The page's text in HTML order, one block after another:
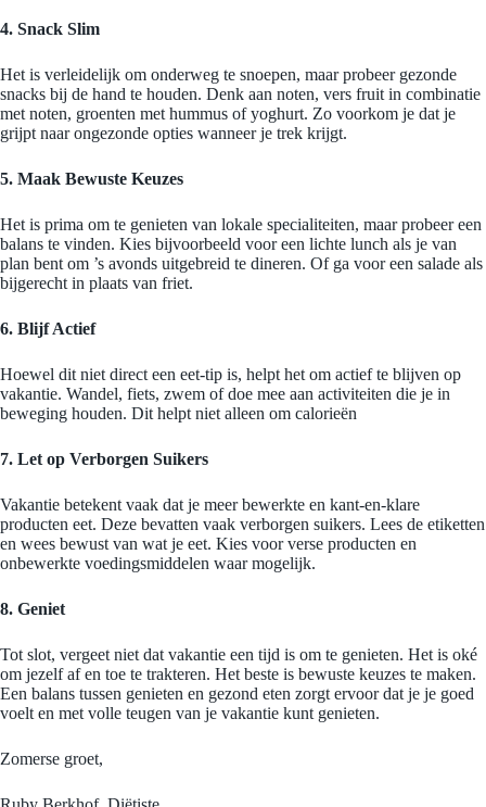
4. Snack Slim
Het is verleidelijk om onderweg te snoepen, maar probeer gezonde
snacks bij de hand te houden. Denk aan noten, vers fruit in combinatie
met noten, groenten met hummus of yoghurt. Zo voorkom je dat je
grijpt naar ongezonde opties wanneer je trek krijgt.
5. Maak Bewuste Keuzes
Het is prima om te genieten van lokale specialiteiten, maar probeer een
balans te vinden. Kies bijvoorbeeld voor een lichte lunch als je van
plan bent om ’s avonds uitgebreid te dineren. Of ga voor een salade als
bijgerecht in plaats van friet.
6. Blijf Actief
Hoewel dit niet direct een eet-tip is, helpt het om actief te blijven op
vakantie. Wandel, fiets, zwem of doe mee aan activiteiten die je in
beweging houden. Dit helpt niet alleen om calorieën
7. Let op Verborgen Suikers
Vakantie betekent vaak dat je meer bewerkte en kant-en-klare
producten eet. Deze bevatten vaak verborgen suikers. Lees de etiketten
en wees bewust van wat je eet. Kies voor verse producten en
onbewerkte voedingsmiddelen waar mogelijk.
8. Geniet
Tot slot, vergeet niet dat vakantie een tijd is om te genieten. Het is oké
om jezelf af en toe te trakteren. Het beste is bewuste keuzes te maken.
Een balans tussen genieten en gezond eten zorgt ervoor dat je je goed
voelt en met volle teugen van je vakantie kunt genieten.
Zomerse groet,